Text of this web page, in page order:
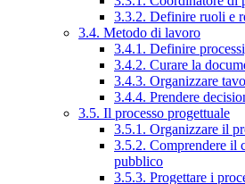
3.3.2. Definire ruoli e
3.4. Metodo di lavoro
3.4.1. Definire
3.4.2. Curare la
3.4.3. Organizzare
3.4.4. Prendere
3.5. Il processo progettuale
3.5.1. Organizzare il
3.5.2. Comprendere il
pubblico
3.5.3. Progettare i